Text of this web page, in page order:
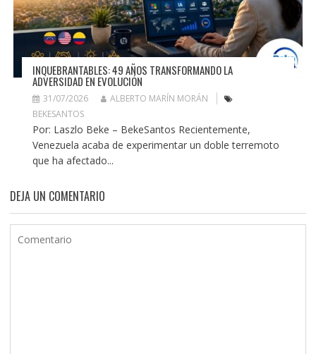
INQUEBRANTABLES: 49 AÑOS TRANSFORMANDO LA
ADVERSIDAD EN EVOLUCIÓN
31/07/2026
ALBERTO MARÍN MORÁN
BEKESANTOS
Por: Laszlo Beke – BekeSantos Recientemente,
Venezuela acaba de experimentar un doble terremoto
que ha afectado...
DEJA UN COMENTARIO